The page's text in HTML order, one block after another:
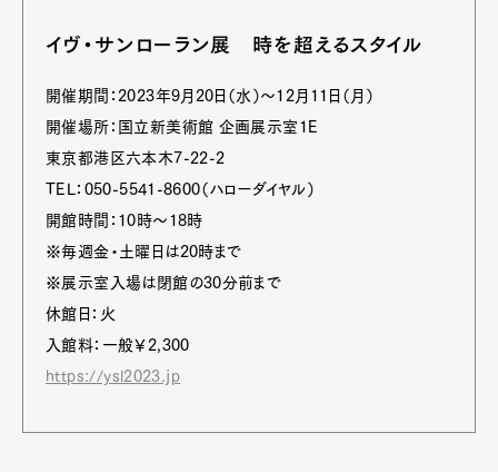
イヴ・サンローラン展 時を超えるスタイル
開催期間：2023年9月20日（水）〜12月11日（月）
開催場所：国立新美術館 企画展示室1E
東京都港区六本木7-22-2
TEL：050-5541-8600（ハローダイヤル）
開館時間：10時〜18時
※毎週金・土曜日は20時まで
※展示室入場は閉館の30分前まで
休館日：火
入館料：一般￥2,300
https://ysl2023.jp